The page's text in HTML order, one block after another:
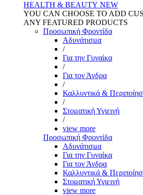
HEALTH & BEAUTY NEW
YOU CAN CHOOSE TO ADD
ANY FEATURED PRODUCTS
Προσωπική Φροντίδα
Αδυνάτισμα
/
Για την Γυναίκα
/
Για τον Άνδρα
/
Καλλυντικά &
/
Στοματική Υγιεινή
/
view more
Προσωπική Φροντίδα
Αδυνάτισμα
Για την Γυναίκα
Για τον Άνδρα
Καλλυντικά &
Στοματική Υγιεινή
view more